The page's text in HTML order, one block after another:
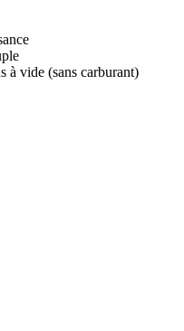
à vide (sans carburant)